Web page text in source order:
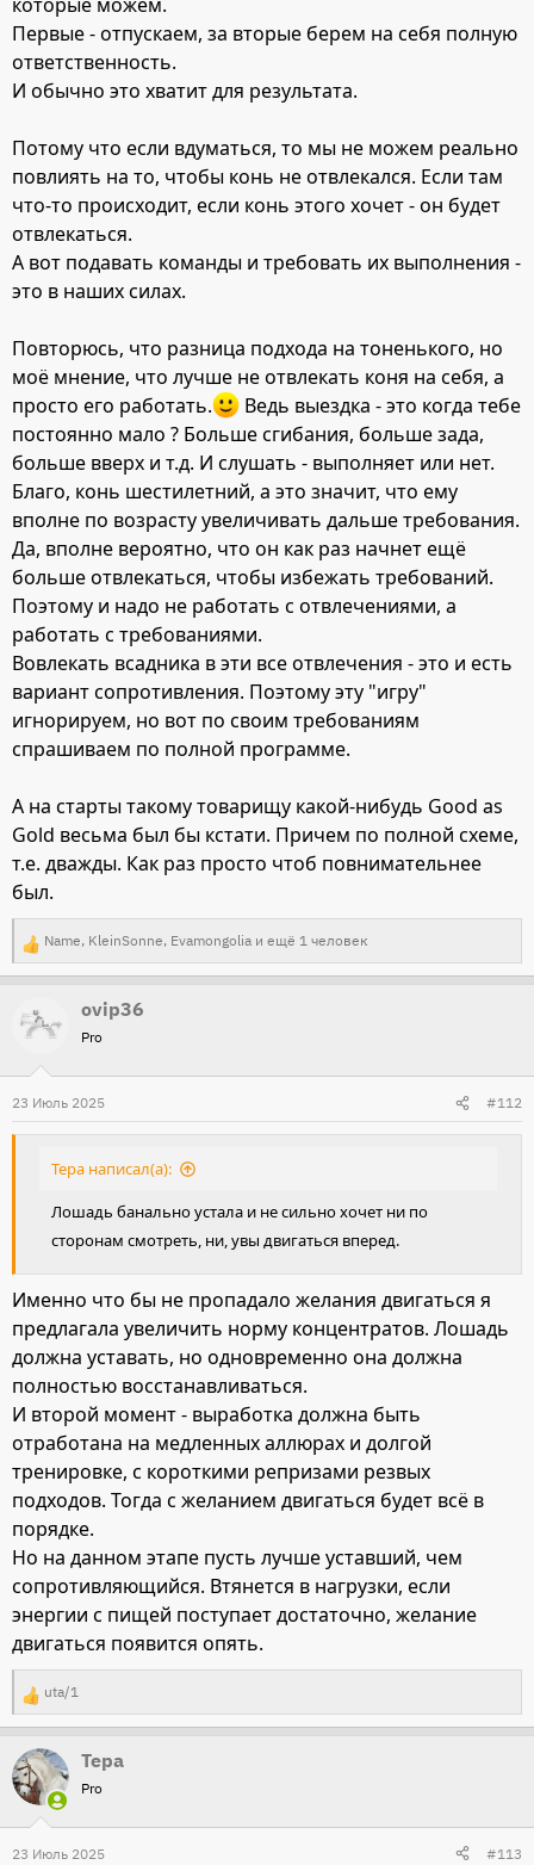
Первые - отпускаем, за вторые берем на себя полную
ответственность.
И обычно это хватит для результата.
Потому что если вдуматься, то мы не можем реально
повлиять на то, чтобы конь не отвлекался. Если там
что-то происходит, если конь этого хочет - он будет
отвлекаться.
А вот подавать команды и требовать их выполнения -
это в наших силах.
Повторюсь, что разница подхода на тоненького, но
моё мнение, что лучше не отвлекать коня на себя, а
просто его работать.
Ведь выездка - это когда тебе
постоянно мало ? Больше сгибания, больше зада,
больше вверх и т.д. И слушать - выполняет или нет.
Благо, конь шестилетний, а это значит, что ему
вполне по возрасту увеличивать дальше требования.
Да, вполне вероятно, что он как раз начнет ещё
больше отвлекаться, чтобы избежать требований.
Поэтому и надо не работать с отвлечениями, а
работать с требованиями.
Вовлекать всадника в эти все отвлечения - это и есть
вариант сопротивления. Поэтому эту "игру"
игнорируем, но вот по своим требованиям
спрашиваем по полной программе.
А на старты такому товарищу какой-нибудь Good as
Gold весьма был бы кстати. Причем по полной схеме,
т.е. дважды. Как раз просто чтоб повнимательнее
был.
Р
е
а
к
и
и
Name, KleinSonne, Evamongolia и ещё 1 человек
ovip36
Pro
23 Июль 2025 #112
Тера написал(а):
Лошадь банально устала и не сильно хочет ни по
сторонам смотреть, ни, увы двигаться вперед.
Именно что бы не пропадало желания двигаться я
предлагала увеличить норму концентратов. Лошадь
должна уставать, но одновременно она должна
полностью восстанавливаться.
И второй момент - выработка должна быть
отработана на медленных аллюрах и долгой
тренировке, с короткими репризами резвых
подходов. Тогда с желанием двигаться будет всё в
порядке.
Но на данном этапе пусть лучше уставший, чем
сопротивляющийся. Втянется в нагрузки, если
энергии с пищей поступает достаточно, желание
двигаться появится опять.
Р
е
а
к
и
uta/1
Тера
Pro
23 Июль 2025 #113